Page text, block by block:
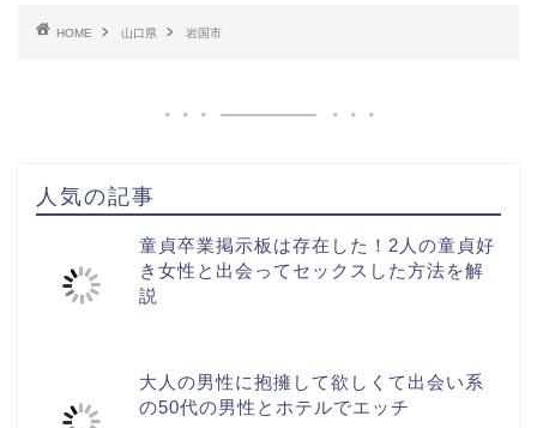
HOME 山口県 岩国市
人気の記事
童貞卒業掲示板は存在した！2人の童貞好
き女性と出会ってセックスした方法を解
説
大人の男性に抱擁して欲しくて出会い系
の50代の男性とホテルでエッチ